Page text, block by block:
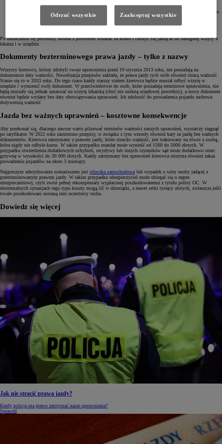
wypełnić główny wniosek,
podpisać dwa oświadczenia o zapoznaniu się ze stosownymi przepisami kodeksu karnego i ustawy o
kierujących pojazdami,
Po ukończeniu tej procedury można z powrotem wsiadać za kółko i cieszyć się jazdą aż do następnej wizyty u
lekarza i w urzędzie.
Dokumenty bezterminowego prawa jazdy – tylko z nazwy
Wszyscy kierowcy, którzy zdobyli swoje uprawnienia przed 19 stycznia 2013 roku, nie posiadają na
dokumencie daty ważności. Nowelizacja przepisów zakłada, że prawa jazdy tych osób również stracą ważność.
Stanie się to w 2033 roku. Do tego czasu każdy starszy stażem kierowca będzie musiał odbyć wizytę w
urzędzie i wymienić swój dokument. W przeciwieństwie do osób, które posiadają terminowe uprawnienia, nie
będą musiały się jednak umawiać na wizytę lekarską (choć nie unikną urzędowej procedury), a nowy dokument
również będzie wydany bez daty obowiązywania uprawnień. Ich zdolność do prowadzenia pojazdu zachowa
dożywotnią ważność.
Jazda bez ważnych uprawnień – kosztowne konsekwencje
Aby przekonać się, dlaczego zawsze warto pilnować terminów ważności naszych uprawnień, wystarczy sięgnąć
po taryfikator. W 2022 roku zaostrzono przepisy, w związku z tym wzrosły również kary za jazdę bez ważnych
dokumentów. Kierowca zatrzymany z prawem jazdy, które straciło ważność, jest traktowany na równi z osobą,
która nigdy nie odbyła kursu. W takim przypadku mandat może wynieść od 1500 do 5000 złotych. W
przypadku stwierdzenia dodatkowych uchybień, recydywy lub innych czynników sąd może dodatkowo orzec
grzywnę w wysokości do 30 000 złotych. Każdy zatrzymany bez uprawnień kierowca otrzyma również zakaz
prowadzenia pojazdów na okres 3 miesięcy.
Najgorszym zdecydowanie scenariuszem jest stłuczka samochodowa lub wypadek z winy osoby jadącej z
przeterminowanym prawem jazdy. W takim przypadku ubezpieczyciel może ubiegać się o regres
ubezpieczeniowy, czyli zwrot pełnej rekompensaty wypłaconej poszkodowanemu z tytułu polisy OC. W
ekstremalnych sytuacjach tego typu koszty mogą iść w dziesiątki, a nawet setki tysięcy złotych, zwłaszcza jeśli
trwale poszkodowani zostaną inni uczestnicy ruchu.
Dowiedz się więcej
Jak nie stracić prawa jazdy?
Kiedy policja ma prawo zatrzymać nasze uprawnienia?
Sprawdź
Odrzuć wszystkie Zaakceptuj wszystkie